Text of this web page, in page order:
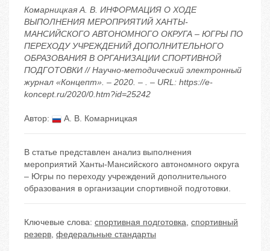
Комарницкая А. В. ИНФОРМАЦИЯ О ХОДЕ
ВЫПОЛНЕНИЯ МЕРОПРИЯТИЙ ХАНТЫ-
МАНСИЙСКОГО АВТОНОМНОГО ОКРУГА – ЮГРЫ ПО
ПЕРЕХОДУ УЧРЕЖДЕНИЙ ДОПОЛНИТЕЛЬНОГО
ОБРАЗОВАНИЯ В ОРГАНИЗАЦИИ СПОРТИВНОЙ
ПОДГОТОВКИ // Научно-методический электронный
журнал «Концепт». – 2020. – . – URL: https://e-
koncept.ru/2020/0.htm?id=25242
Автор: А. В. Комарницкая
В статье представлен анализ выполнения
мероприятий Ханты-Мансийского автономного округа
– Югры по переходу учреждений дополнительного
образования в организации спортивной подготовки.
Ключевые слова: спортивная подготовка, спортивный
резерв, федеральные стандарты